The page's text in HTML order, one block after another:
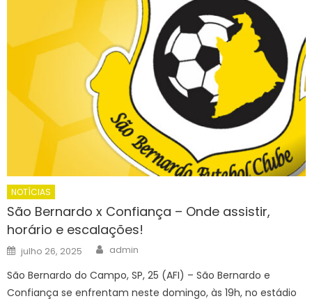
NOTÍCIAS
São Bernardo x Confiança – Onde assistir,
horário e escalações!
Posted
on
julho 26, 2025 Author
admin
São Bernardo do Campo, SP, 25 (AFI) – São Bernardo e
Confiança se enfrentam neste domingo, às 19h, no estádio